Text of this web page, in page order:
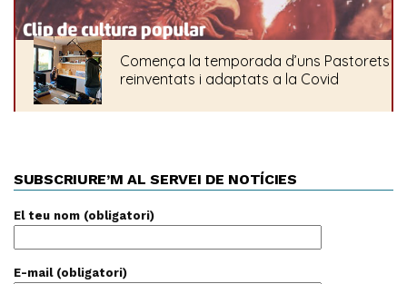
SUBSCRIURE’M AL SERVEI DE NOTÍCIES
El teu nom (obligatori)
E-mail (obligatori)